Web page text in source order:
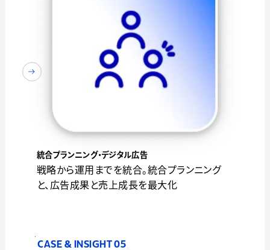
統合プランニング・デジタル広告
戦略から運用までを統合。統合プランニング
と、広告成果と売上成長を最大化
CASE & INSIGHT 05